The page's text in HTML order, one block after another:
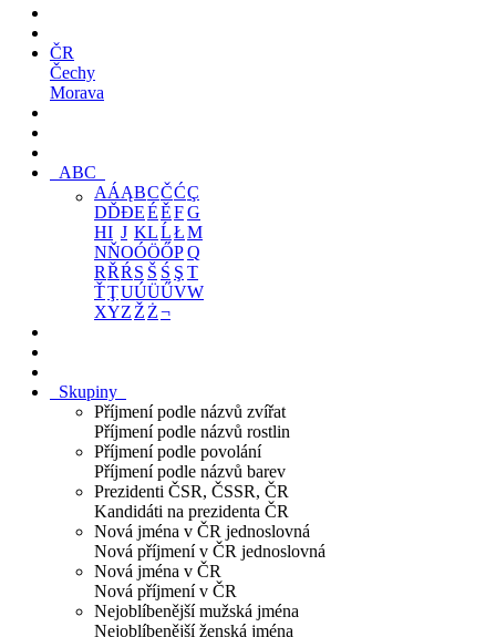
ČR
Čechy
Morava
ABC
AÁĄBCČĆÇ
DĎĐEÉĚFG
HI J KLĹŁM
NŇOÓÖŐPQ
RŘŔ S Š Ś Ş T
ŤŢUÚÜŰVW
XYZ Ž Ż¬
Skupiny
Příjmení podle názvů zvířat
Příjmení podle názvů rostlin
Příjmení podle povolání
Příjmení podle názvů barev
Prezidenti ČSR, ČSSR, ČR
Kandidáti na prezidenta ČR
Nová jména v ČR jednoslovná
Nová příjmení v ČR jednoslovná
Nová jména v ČR
Nová příjmení v ČR
Nejoblíbenější mužská jména
Nejoblíbenější ženská jména